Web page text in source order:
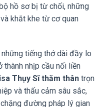
hồ sơ bị từ chối, những
khắt khe từ cơ quan
tiếng thở dài đầy lo
thành nhịp cầu nối liền
Thụy Sĩ thăm thân trọn
và thấu cảm sâu sắc,
đường pháp lý gian